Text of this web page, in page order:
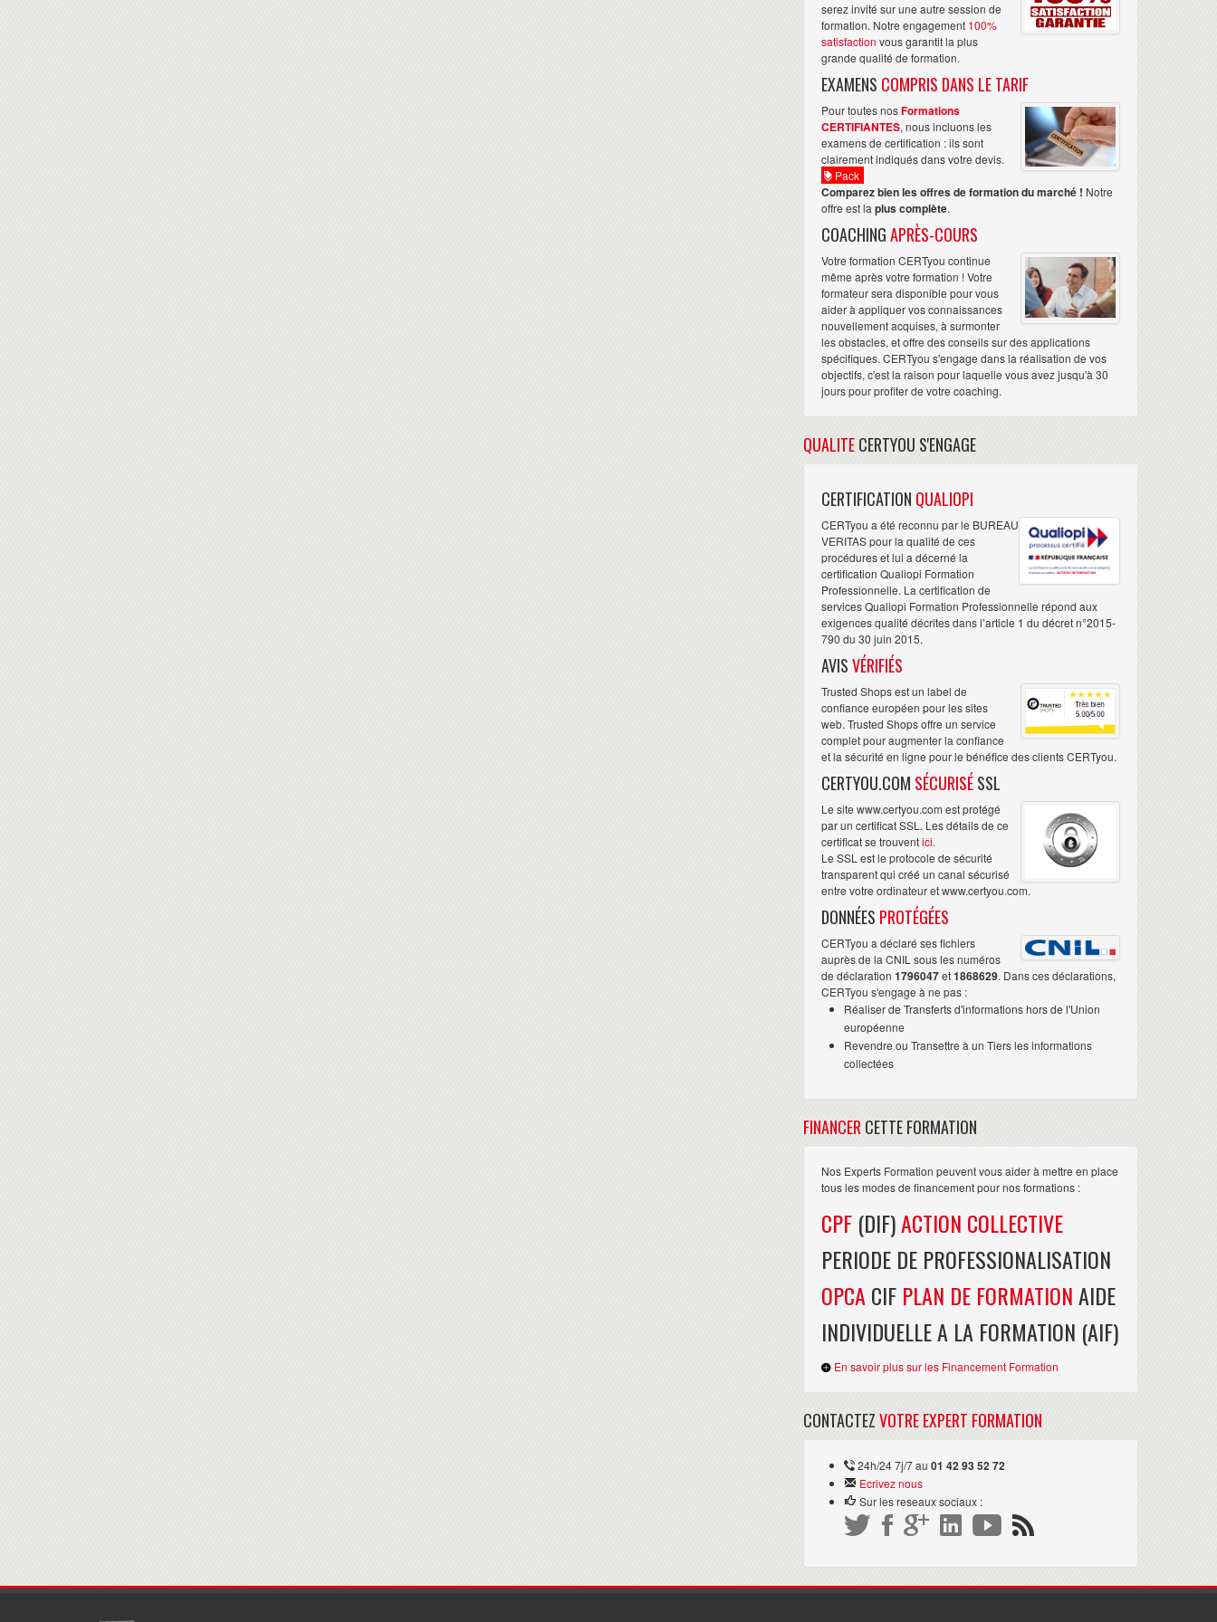
serez invité sur une autre session de
formation. Notre engagement 100%
satisfaction vous garantit la plus
grande qualité de formation.
EXAMENS COMPRIS DANS LE TARIF
Pour toutes nosFormations
CERTIFIANTES, nous incluons les
examens de certification : ils sont
clairement indiqués dans votre devis.
Pack
Comparez bien les offres de formation du marché ! Notre
offre est la plus complète.
COACHINGAPRÈS-COURS
Votre formation CERTyou continue
même après votre formation ! Votre
formateur sera disponible pour vous
aider à appliquer vos connaissances
nouvellement acquises, à surmonter
les obstacles, et offre des conseils sur des applications
spécifiques. CERTyou s'engage dans la réalisation de vos
objectifs, c'est la raison pour laquelle vous avez jusqu'à 30
jours pour profiter de votre coaching.
QUALITECERTYOU S'ENGAGE
CERTIFICATION QUALIOPI
CERTyou a été reconnu par le BUREAU
VERITAS pour la qualité de ces
procédures et lui a décerné la
certification Qualiopi Formation
Professionnelle. La certification de
services Qualiopi Formation Professionnelle répond aux
exigences qualité décrites dans l’article 1 du décret n°2015-
790 du 30 juin 2015.
AVISVÉRIFIÉS
Trusted Shops est un label de
confiance européen pour les sites
web. Trusted Shops offre un service
complet pour augmenter la confiance
et la sécurité en ligne pour le bénéfice des clients CERTyou.
CERTYOU.COM SÉCURISÉSSL
Le site www.certyou.com est protégé
par un certificat SSL. Les détails de ce
certificat se trouventici.
Le SSL est le protocole de sécurité
transparent qui créé un canal sécurisé
entre votre ordinateur et www.certyou.com.
DONNÉES PROTÉGÉES
CERTyou a déclaré ses fichiers
auprès de la CNIL sous les numéros
de déclaration 1796047et1868629. Dans ces déclarations,
CERTyou s'engage à ne pas :
Réaliser de Transferts d'informations hors de l'Union
européenne
Revendre ou Transettre à un Tiers les informations
collectées
FINANCER CETTE FORMATION
Nos Experts Formation peuvent vous aider à mettre en place
tous les modes de financement pour nos formations :
CPF (DIF)ACTION COLLECTIVE
PERIODE DE PROFESSIONALISATION
OPCA CIF PLAN DE FORMATIONAIDE
INDIVIDUELLE A LA FORMATION (AIF)
En savoir plus sur les Financement Formation
CONTACTEZVOTRE EXPERT FORMATION
24h/24 7j/7 au 01 42 93 52 72
Ecrivez nous
Sur les reseaux sociaux :